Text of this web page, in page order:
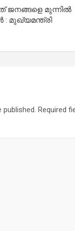
ജനങ്ങളെ മുന്നില്‍
: മുഖ്യമന്ത്രി
published. Required